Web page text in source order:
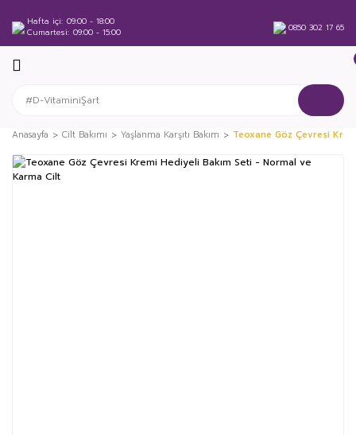
Hafta içi 09:00 - 18:00
Cumartesi 09:00 - 15:00 0850 302 17 65
Anasayfa Cilt Bakımı Yaşlanma Karşıtı Bakım Teoxane Göz Çevresi